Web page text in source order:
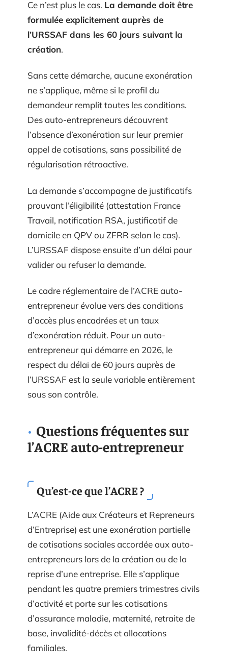
Ce n’est plus le cas. La demande doit être
formulée explicitement auprès de
l’URSSAF dans les 60 jours suivant la
création.
Sans cette démarche, aucune exonération
ne s’applique, même si le profil du
demandeur remplit toutes les conditions.
Des auto-entrepreneurs découvrent
l’absence d’exonération sur leur premier
appel de cotisations, sans possibilité de
régularisation rétroactive.
La demande s’accompagne de justificatifs
prouvant l’éligibilité (attestation France
Travail, notification RSA, justificatif de
domicile en QPV ou ZFRR selon le cas).
L’URSSAF dispose ensuite d’un délai pour
valider ou refuser la demande.
Le cadre réglementaire de l’ACRE auto-
entrepreneur évolue vers des conditions
d’accès plus encadrées et un taux
d’exonération réduit. Pour un auto-
entrepreneur qui démarre en 2026, le
respect du délai de 60 jours auprès de
l’URSSAF est la seule variable entièrement
sous son contrôle.
Questions fréquentes sur
l’ACRE auto-entrepreneur
Qu’est-ce que l’ACRE ?
L’ACRE (Aide aux Créateurs et Repreneurs
d’Entreprise) est une exonération partielle
de cotisations sociales accordée aux auto-
entrepreneurs lors de la création ou de la
reprise d’une entreprise. Elle s’applique
pendant les quatre premiers trimestres civils
d’activité et porte sur les cotisations
d’assurance maladie, maternité, retraite de
base, invalidité-décès et allocations
familiales.